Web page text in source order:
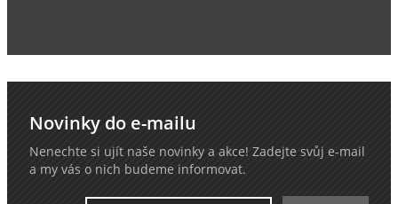
Novinky do e-mailu
Nenechte si ujít naše novinky a akce! Zadejte svůj e-mail
a my vás o nich budeme informovat.